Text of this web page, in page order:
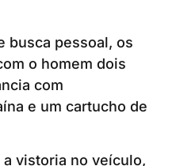
busca pessoal, os
o homem dois
com
e um cartucho de
vistoria no veículo,